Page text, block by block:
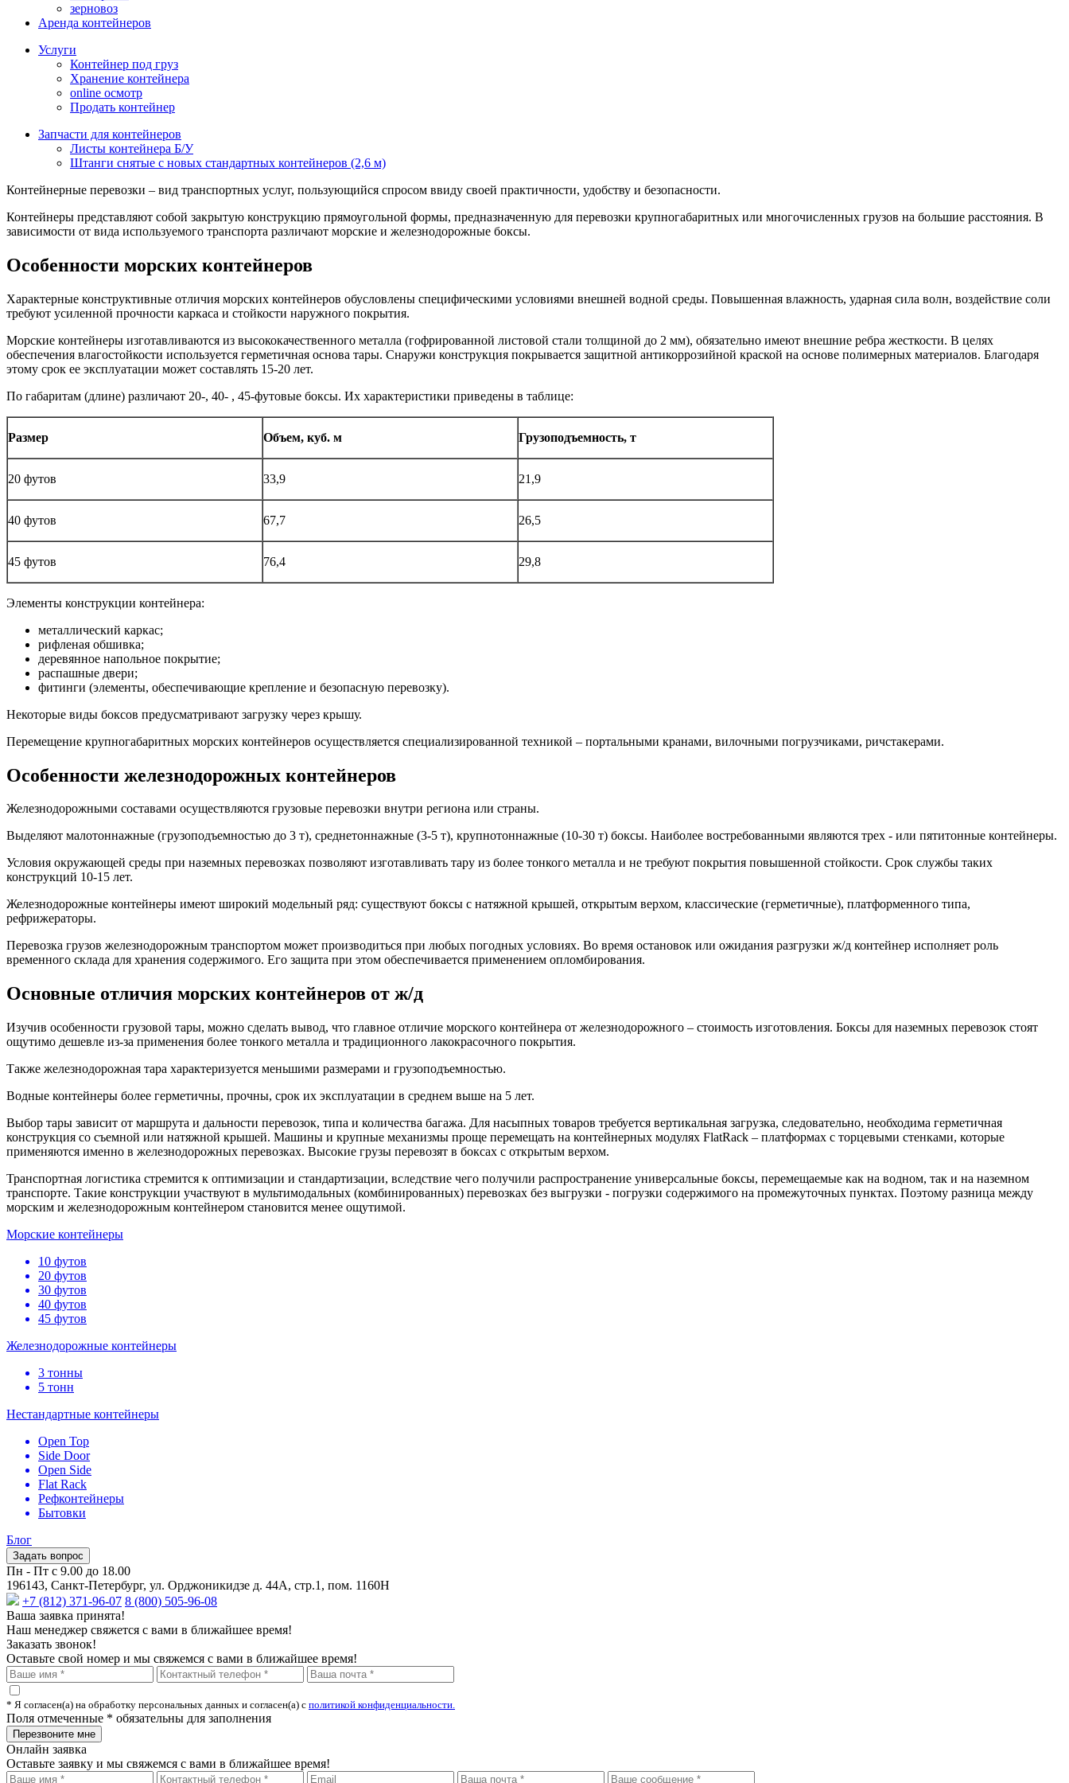
зерновоз
Аренда контейнеров
Услуги
Контейнер под груз
Хранение контейнера
online осмотр
Продать контейнер
Запчасти для контейнеров
Листы контейнера Б/У
Штанги снятые с новых стандартных контейнеров (2,6 м)
Контейнерные перевозки – вид транспортных услуг, пользующийся спросом ввиду своей практичности, удобству и безопасности.
Контейнеры представляют собой закрытую конструкцию прямоугольной формы, предназначенную для перевозки крупногабаритных или многочисленных грузов на большие расстояния. В
зависимости от вида используемого транспорта различают морские и железнодорожные боксы.
Особенности морских контейнеров
Характерные конструктивные отличия морских контейнеров обусловлены специфическими условиями внешней водной среды. Повышенная влажность, ударная сила волн, воздействие соли
требуют усиленной прочности каркаса и стойкости наружного покрытия.
Морские контейнеры изготавливаются из высококачественного металла (гофрированной листовой стали толщиной до 2 мм), обязательно имеют внешние ребра жесткости. В целях
обеспечения влагостойкости используется герметичная основа тары. Снаружи конструкция покрывается защитной антикоррозийной краской на основе полимерных материалов. Благодаря
этому срок ее эксплуатации может составлять 15-20 лет.
По габаритам (длине) различают 20-, 40- , 45-футовые боксы. Их характеристики приведены в таблице:
Размер Объем, куб. м Грузоподъемность, т
20 футов 33,9 21,9
40 футов 67,7 26,5
45 футов 76,4 29,8
Элементы конструкции контейнера:
металлический каркас;
рифленая обшивка;
деревянное напольное покрытие;
распашные двери;
фитинги (элементы, обеспечивающие крепление и безопасную перевозку).
Некоторые виды боксов предусматривают загрузку через крышу.
Перемещение крупногабаритных морских контейнеров осуществляется специализированной техникой – портальными кранами, вилочными погрузчиками, ричстакерами.
Особенности железнодорожных контейнеров
Железнодорожными составами осуществляются грузовые перевозки внутри региона или страны.
Выделяют малотоннажные (грузоподъемностью до 3 т), среднетоннажные (3-5 т), крупнотоннажные (10-30 т) боксы. Наиболее востребованными являются трех - или пятитонные контейнеры.
Условия окружающей среды при наземных перевозках позволяют изготавливать тару из более тонкого металла и не требуют покрытия повышенной стойкости. Срок службы таких
конструкций 10-15 лет.
Железнодорожные контейнеры имеют широкий модельный ряд: существуют боксы с натяжной крышей, открытым верхом, классические (герметичные), платформенного типа,
рефрижераторы.
Перевозка грузов железнодорожным транспортом может производиться при любых погодных условиях. Во время остановок или ожидания разгрузки ж/д контейнер исполняет роль
временного склада для хранения содержимого. Его защита при этом обеспечивается применением опломбирования.
Основные отличия морских контейнеров от ж/д
Изучив особенности грузовой тары, можно сделать вывод, что главное отличие морского контейнера от железнодорожного – стоимость изготовления. Боксы для наземных перевозок стоят
ощутимо дешевле из-за применения более тонкого металла и традиционного лакокрасочного покрытия.
Также железнодорожная тара характеризуется меньшими размерами и грузоподъемностью.
Водные контейнеры более герметичны, прочны, срок их эксплуатации в среднем выше на 5 лет.
Выбор тары зависит от маршрута и дальности перевозок, типа и количества багажа. Для насыпных товаров требуется вертикальная загрузка, следовательно, необходима герметичная
конструкция со съемной или натяжной крышей. Машины и крупные механизмы проще перемещать на контейнерных модулях FlatRack – платформах с торцевыми стенками, которые
применяются именно в железнодорожных перевозках. Высокие грузы перевозят в боксах с открытым верхом.
Транспортная логистика стремится к оптимизации и стандартизации, вследствие чего получили распространение универсальные боксы, перемещаемые как на водном, так и на наземном
транспорте. Такие конструкции участвуют в мультимодальных (комбинированных) перевозках без выгрузки - погрузки содержимого на промежуточных пунктах. Поэтому разница между
морским и железнодорожным контейнером становится менее ощутимой.
Морские контейнеры
10 футов
20 футов
30 футов
40 футов
45 футов
Железнодорожные контейнеры
3 тонны
5 тонн
Нестандартные контейнеры
Open Top
Side Door
Open Side
Flat Rack
Рефконтейнеры
Бытовки
Блог
Задать вопрос
Пн - Пт с 9.00 до 18.00
196143, Санкт-Петербург, ул. Орджоникидзе д. 44А, стр.1, пом. 1160Н
+7 (812) 371-96-07 8 (800) 505-96-08
Ваша заявка принята!
Наш менеджер свяжется с вами в ближайшее время!
Заказать звонок!
Оставьте свой номер и мы свяжемся с вами в ближайшее время!
* Я согласен(а) на обработку персональных данных и согласен(а) с политикой конфиденциальности.
Поля отмеченные * обязательны для заполнения
Онлайн заявка
Оставьте заявку и мы свяжемся с вами в ближайшее время!